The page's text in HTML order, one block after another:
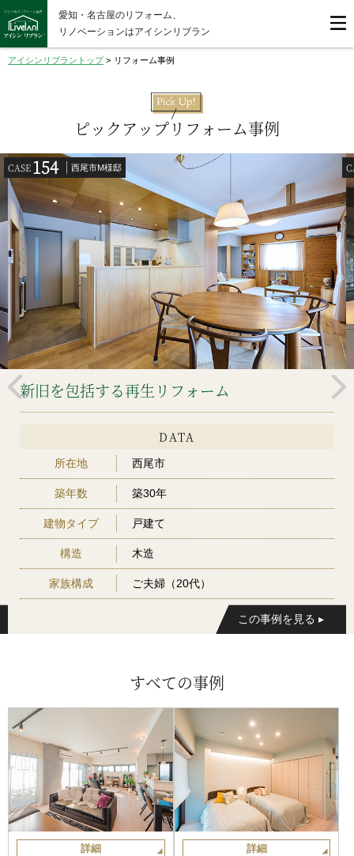
愛知・名古屋のリフォーム、
リノベーションはアイシンリブラン
アイシンリブラントップ> リフォーム事例
ピックアップリフォーム事例
CASE154 西尾市M様邸
新旧を包括する再生リフォーム
DATA
所在地 西尾市
築年数 築30年
建物タイプ 戸建て
構造 木造
家族構成 ご夫婦（20代）
すべての事例
詳細 詳細